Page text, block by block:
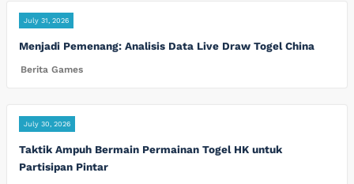
July 31, 2026
Menjadi Pemenang: Analisis Data Live Draw Togel China
Berita Games
July 30, 2026
Taktik Ampuh Bermain Permainan Togel HK untuk
Partisipan Pintar